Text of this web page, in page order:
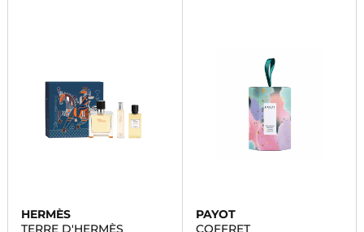
HERMÈS
TERRE D'HERMÈS
PAYOT
COFFRET